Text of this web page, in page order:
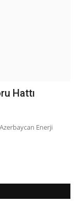
Hattı
Enerji